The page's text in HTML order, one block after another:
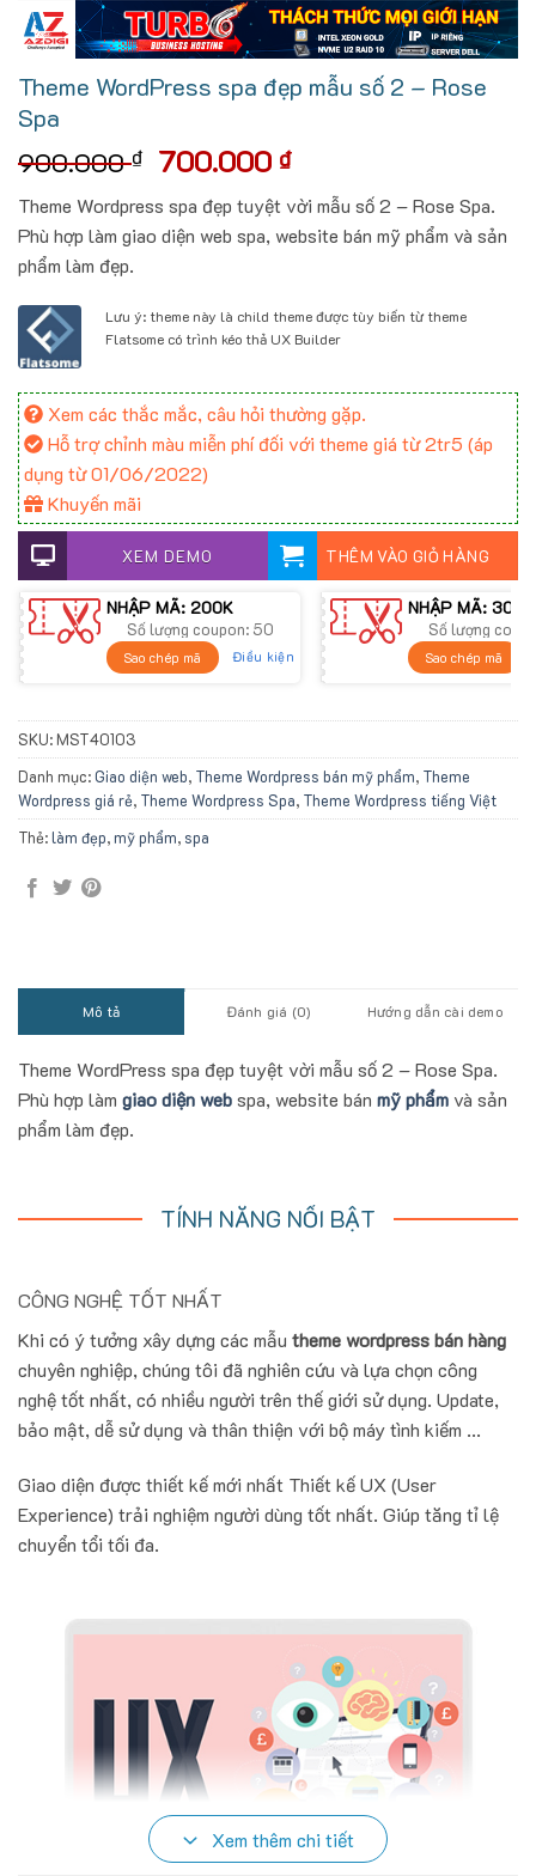
Theme WordPress spa đẹp mẫu số 2 – Rose
Spa
900.000₫ Giá
là:
900.000 ₫.
700.000 ₫Giá
hiện
tại
là:
Theme Wordpress spa đẹp tuyệt vời mẫu số 2 – Rose Spa.
Phù hợp làm giao diện web spa, website bán mỹ phẩm và sản
phẩm làm đẹp.
Lưu ý: theme này là child theme được tùy biến từ theme
Flatsome có trình kéo thả UX Builder
Xem các thắc mắc, câu hỏi thường gặp.
Hỗ trợ chỉnh màu miễn phí đối với theme giá từ 2tr5 (áp
dụng từ 01/06/2022)
Khuyến mãi
XEM DEMO THÊM VÀO GIỎ HÀNG
NHẬP MÃ: 200K
Số lượng coupon: 50
Sao chép mã Điều kiện
NHẬP MÃ: 300K
Số lượng
Sao chép mã
SKU: MST40103
Danh mục:Giao diện web, Theme Wordpress bán mỹ phẩm, Theme
Wordpress giá rẻ, Theme Wordpress Spa, Theme Wordpress tiếng Việt
Thẻ:làm đẹp,mỹ phẩm, spa
Mô tả Đánh giá (0) Hướng dẫn cài demo
Theme WordPress spa đẹp tuyệt vời mẫu số 2 – Rose Spa.
Phù hợp làm giao diện webspa, website bán mỹ phẩm và sản
phẩm làm đẹp.
TÍNH NĂNG NỔI BẬT
CÔNG NGHỆ TỐT NHẤT
Khi có ý tưởng xây dựng các mẫu theme wordpress bán hàng
chuyên nghiệp, chúng tôi đã nghiên cứu và lựa chọn công
nghệ tốt nhất, có nhiều người trên thế giới sử dụng. Update,
bảo mật, dễ sử dụng và thân thiện với bộ máy tình kiếm ...
Giao diện được thiết kế mới nhất Thiết kế UX (User
Experience) trải nghiệm người dùng tốt nhất. Giúp tăng tỉ lệ
chuyển tổi tối đa.
Xem thêm chi tiết